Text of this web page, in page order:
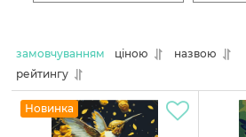
замовчуванням ціною
назвою
рейтингу
Новинка